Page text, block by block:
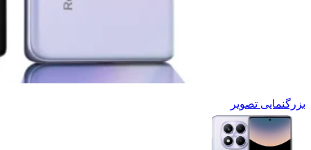
بزرگنمایی تصویر